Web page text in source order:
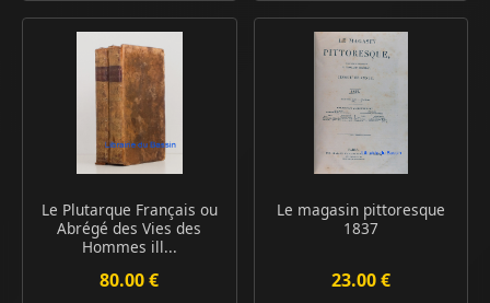
Le Plutarque Français ou
Abrégé des Vies des
Hommes ill...
80.00 €
Le magasin pittoresque
1837
23.00 €